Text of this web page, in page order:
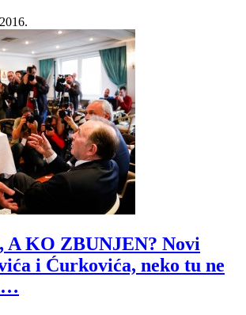
A KO ZBUNJEN? Novi
i Ćurkovića, neko tu ne